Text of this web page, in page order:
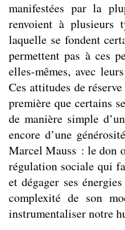
manifestées par la
renvoient à
laquelle se fondent
permettent pas à ces
elles-mêmes, avec
Ces attitudes de
première que certains
de manière simple
encore d’une
Marcel Mauss : le don
régulation sociale qui
et dégager ses
complexité de son
instrumentaliser notre